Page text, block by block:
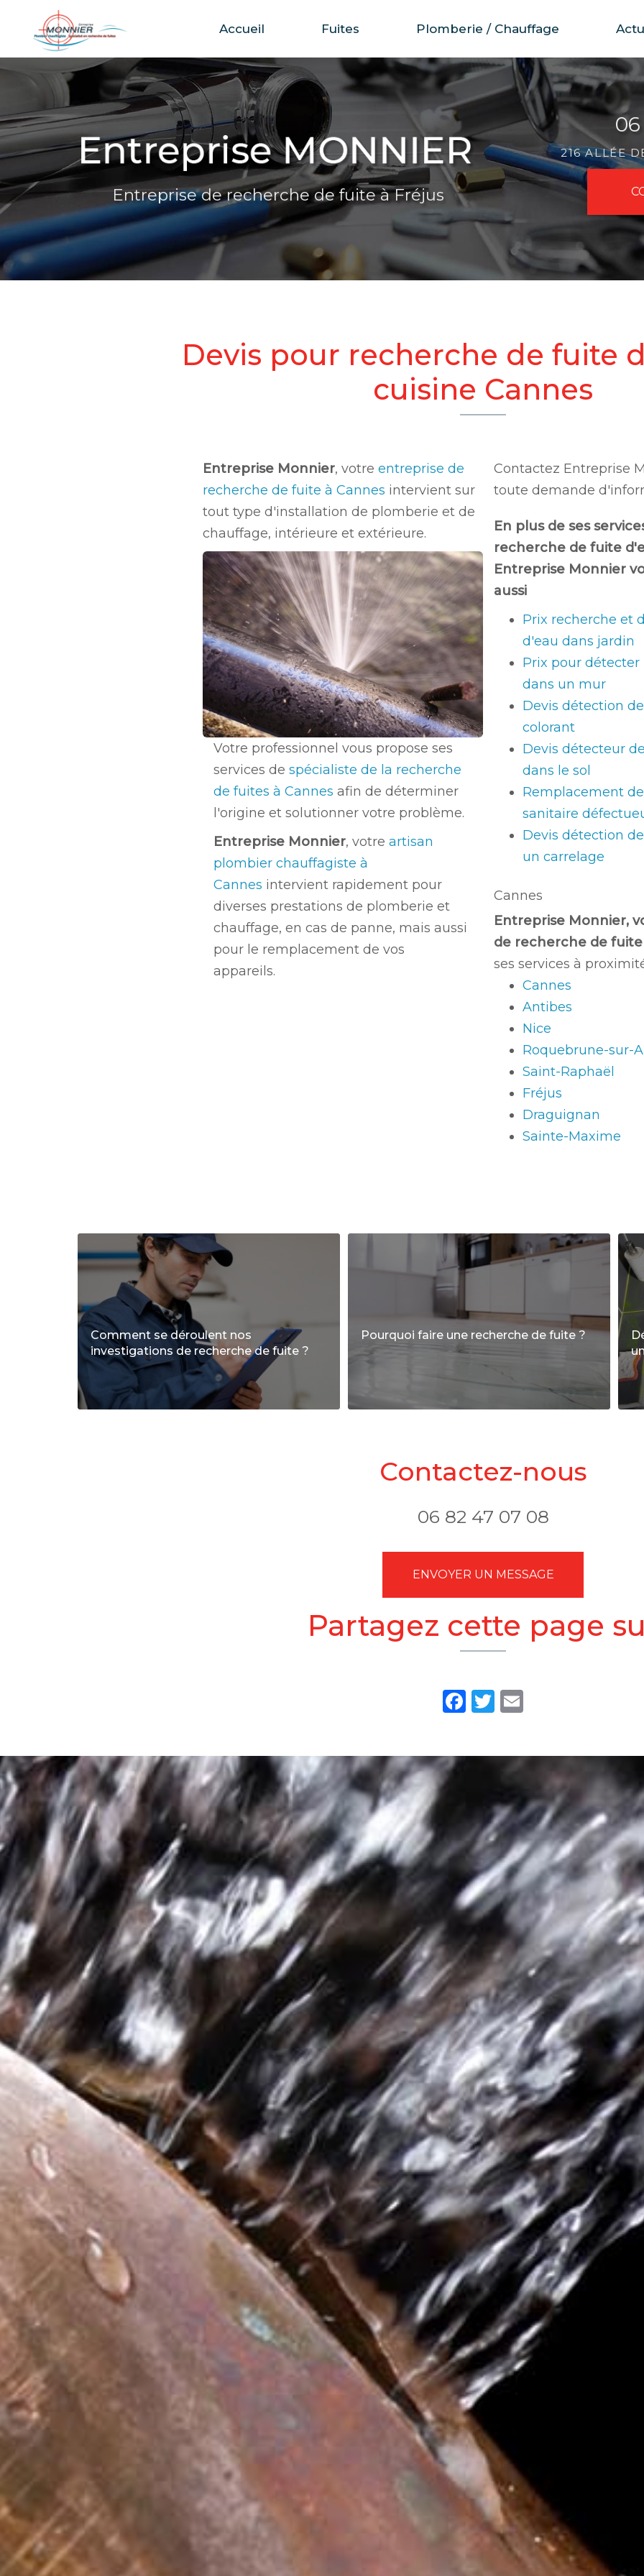
Aller
contenu
principal
Accueil Fuites Plomberie / Chauffage
Entreprise de recherche de fuite à Fréjus
216 ALLÉE
Devis pour recherche de fuite
cuisine Cannes
Entreprise Monnier, votre entreprise de
recherche de fuite à Cannes intervient sur
tout type d'installation de plomberie et de
chauffage, intérieure et extérieure.
Votre professionnel vous propose ses
services de spécialiste de la recherche
de fuites à Cannes afin de déterminer
l'origine et solutionner votre problème.
Entreprise Monnier, votre artisan
plombier chauffagiste à
Cannes intervient rapidement pour
diverses prestations de plomberie et
chauffage, en cas de panne, mais aussi
pour le remplacement de vos
appareils.
Contactez Entreprise
toute demande
En plus de ses
recherche de fuite
Entreprise Monnier
aussi
Prix recherche et
d'eau dans jardin
Prix pour
dans un mur
Devis détection
colorant
Devis détecteur
dans le sol
Remplacement
sanitaire
Devis détection
un carrelage
Cannes
Entreprise Monnier,
de recherche de fuite
ses services à
Cannes
Antibes
Nice
Roquebrune-sur-
Saint-Raphaël
Fréjus
Draguignan
Sainte-Maxime
Comment se déroulent nos
investigations de recherche de fuite ?
Pourquoi faire une recherche de fuite ?
Contactez-nous
06 82 47 07 08
ENVOYER UN MESSAGE
Partagez cette page
Facebook
Twitter